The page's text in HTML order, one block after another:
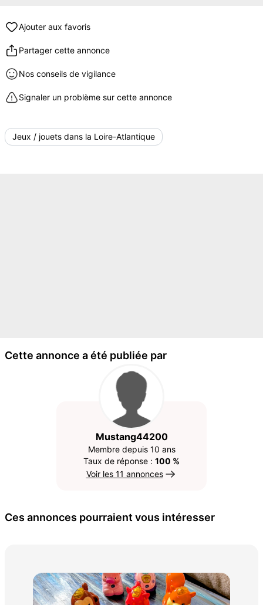
Ajouter aux favoris
Partager cette annonce
Nos conseils de vigilance
Signaler un problème sur cette annonce
Jeux / jouets dans la Loire-Atlantique
Cette annonce a été publiée par
Mustang44200
Membre depuis 10 ans
Taux de réponse : 100 %
Voir les 11 annonces
Ces annonces pourraient vous intéresser